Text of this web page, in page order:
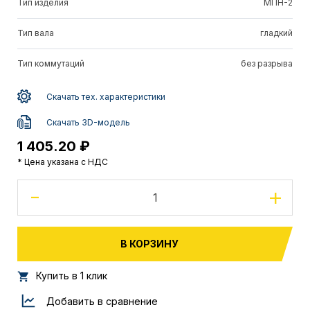
Тип изделия МПН-2
Тип вала гладкий
Тип коммутаций без разрыва
Скачать тех. характеристики
Скачать 3D-модель
1 405.20 ₽
* Цена указана с НДС
- +
В КОРЗИНУ
Купить в 1 клик
Добавить в сравнение